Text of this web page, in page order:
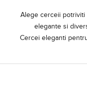
Alege cerceii potriviti
elegante si
Cercei eleganti